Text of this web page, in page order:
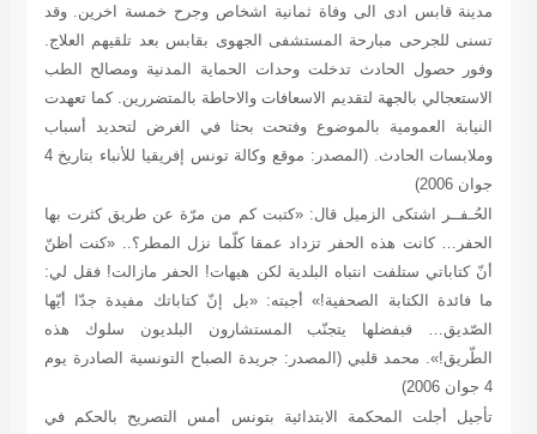
مدينة قابس ادى الى وفاة ثمانية اشخاص وجرح خمسة اخرين. وقد
تسنى للجرحى مبارحة المستشفى الجهوى بقابس بعد تلقيهم العلاج.
وفور حصول الحادث تدخلت وحدات الحماية المدنية ومصالح الطب
الاستعجالي بالجهة لتقديم الاسعافات والاحاطة بالمتضررين. كما تعهدت
النيابة العمومية بالموضوع وفتحت بحثا في الغرض لتحديد أسباب
وملابسات الحادث.
(المصدر: موقع وكالة تونس إفريقيا للأنباء بتاريخ 4
جوان 2006)
الحُـفــر
اشتكى الزميل قال: «كتبت كم من مرّة عن طريق كثرت بها
الحفر… كانت هذه الحفر تزداد عمقا كلّما نزل المطر؟.. «كنت أظنّ
أنّ كتاباتي ستلفت انتباه البلدية لكن هيهات! الحفر مازالت! فقل لي:
ما فائدة الكتابة الصحفية!» أجبته: «بل إنّ كتاباتك مفيدة جدّا أيّها
الصّديق… فبفضلها يتجنّب المستشارون البلديون سلوك هذه
الطّريق!». محمد قلبي (المصدر: جريدة الصباح التونسية الصادرة يوم
4 جوان 2006)
تأجيل أجلت المحكمة الابتدائية بتونس أمس التصريح بالحكم في